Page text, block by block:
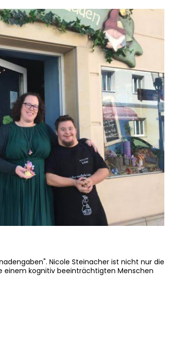
Nicole Steinacher ist nicht nur die
einem kognitiv beeinträchtigten Menschen